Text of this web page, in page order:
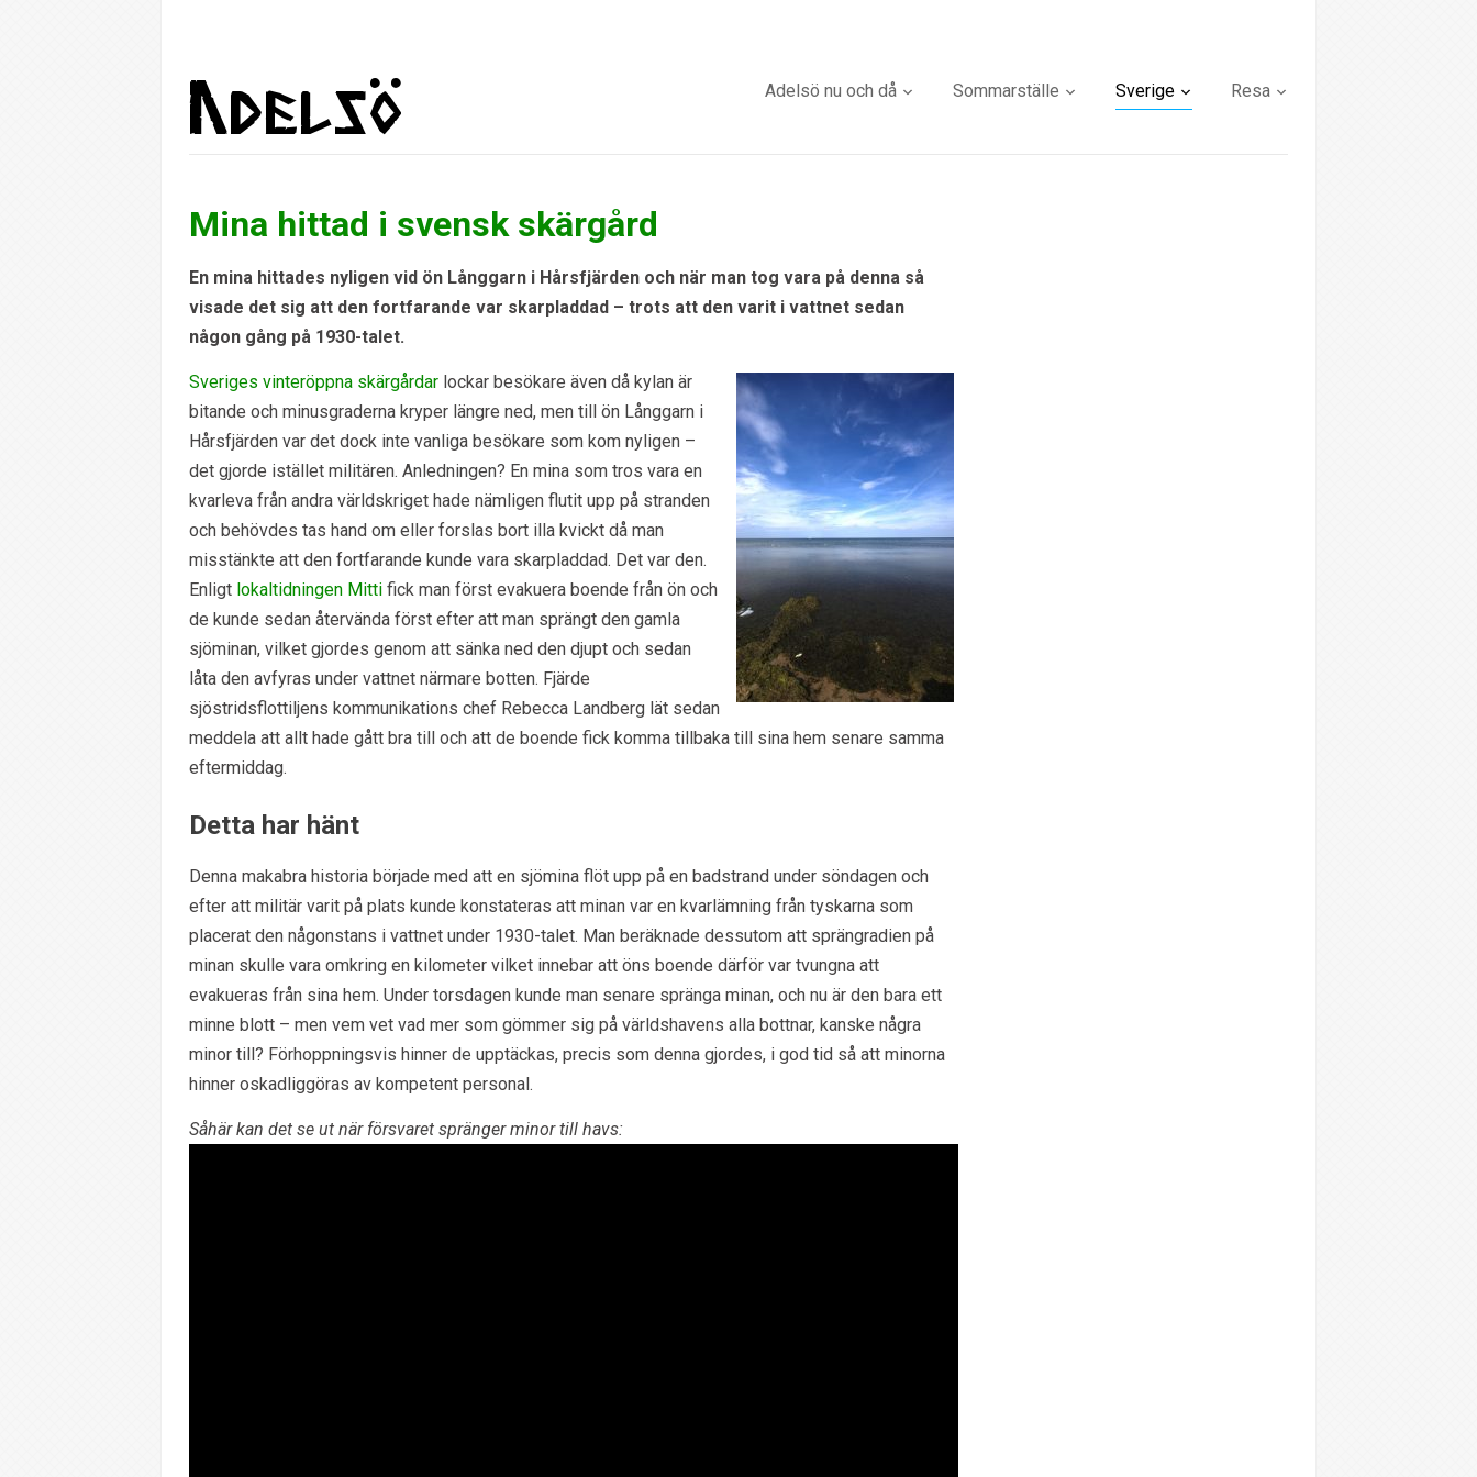
Adelsö nu och då Sommarställe Sverige Resa
Mina hittad i svensk skärgård
En mina hittades nyligen vid ön Långgarn i Hårsfjärden och när man tog vara på denna så
visade det sig att den fortfarande var skarpladdad – trots att den varit i vattnet sedan
någon gång på 1930-talet.
Sveriges vinteröppna skärgårdar lockar besökare även då kylan är
bitande och minusgraderna kryper längre ned, men till ön Långgarn i
Hårsfjärden var det dock inte vanliga besökare som kom nyligen –
det gjorde istället militären. Anledningen? En mina som tros vara en
kvarleva från andra världskriget hade nämligen flutit upp på stranden
och behövdes tas hand om eller forslas bort illa kvickt då man
misstänkte att den fortfarande kunde vara skarpladdad. Det var den.
Enligt lokaltidningen Mitti fick man först evakuera boende från ön och
de kunde sedan återvända först efter att man sprängt den gamla
sjöminan, vilket gjordes genom att sänka ned den djupt och sedan
låta den avfyras under vattnet närmare botten. Fjärde
sjöstridsflottiljens kommunikations chef Rebecca Landberg lät sedan
meddela att allt hade gått bra till och att de boende fick komma tillbaka till sina hem senare samma
eftermiddag.
Detta har hänt
Denna makabra historia började med att en sjömina flöt upp på en badstrand under söndagen och
efter att militär varit på plats kunde konstateras att minan var en kvarlämning från tyskarna som
placerat den någonstans i vattnet under 1930-talet. Man beräknade dessutom att sprängradien på
minan skulle vara omkring en kilometer vilket innebar att öns boende därför var tvungna att
evakueras från sina hem. Under torsdagen kunde man senare spränga minan, och nu är den bara ett
minne blott – men vem vet vad mer som gömmer sig på världshavens alla bottnar, kanske några
minor till? Förhoppningsvis hinner de upptäckas, precis som denna gjordes, i god tid så att minorna
hinner oskadliggöras av kompetent personal.
Såhär kan det se ut när försvaret spränger minor till havs: